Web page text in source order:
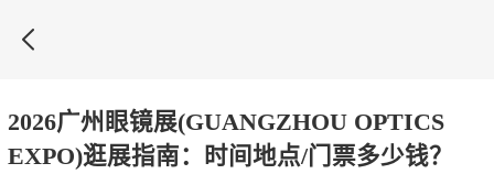

2026广州眼镜展(GUANGZHOU OPTICS
EXPO)逛展指南：时间地点/门票多少钱？